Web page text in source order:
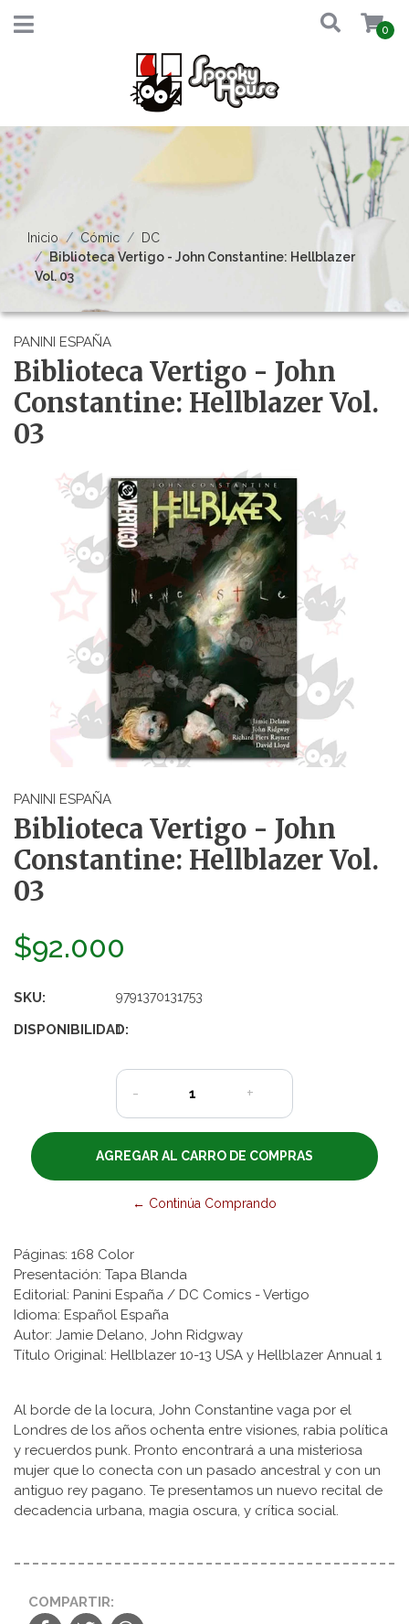
0
Inicio Cómic
DC
Biblioteca Vertigo - John Constantine: Hellblazer
Vol. 03
PANINI ESPAÑA
Biblioteca Vertigo - John
Constantine: Hellblazer Vol.
03
PANINI ESPAÑA
Biblioteca Vertigo - John
Constantine: Hellblazer Vol.
03
$92.000
SKU: 9791370131753
DISPONIBILIDAD:
1
- +
← Continúa Comprando
Páginas: 168 Color
Presentación: Tapa Blanda
Editorial: Panini España / DC Comics - Vertigo
Idioma: Español España
Autor: Jamie Delano, John Ridgway
Título Original: Hellblazer 10-13 USA y Hellblazer Annual 1
Al borde de la locura, John Constantine vaga por el
Londres de los años ochenta entre visiones, rabia política
y recuerdos punk. Pronto encontrará a una misteriosa
mujer que lo conecta con un pasado ancestral y con un
antiguo rey pagano. Te presentamos un nuevo recital de
decadencia urbana, magia oscura, y crítica social.
COMPARTIR: